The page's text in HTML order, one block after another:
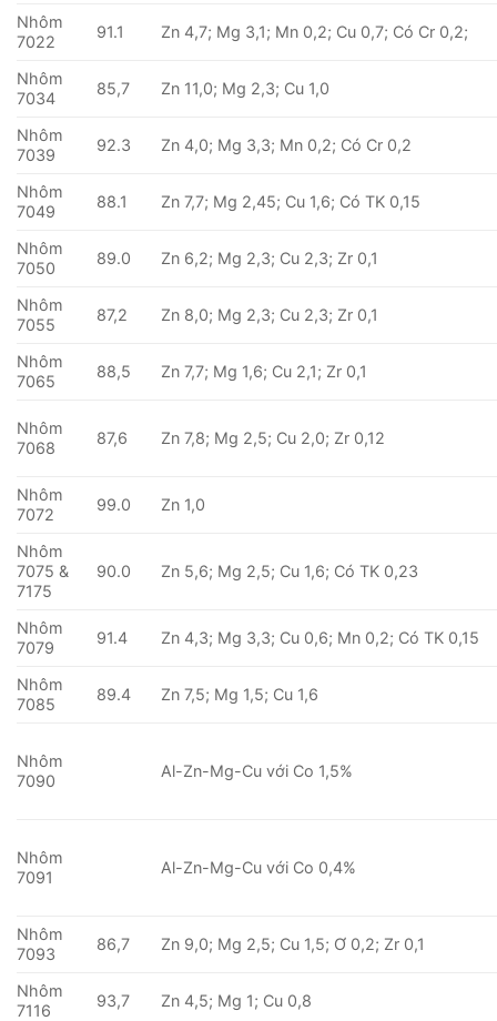
Nhôm
7022
91.1 Zn 4,7; Mg 3,1; Mn 0,2; Cu 0,7; Có Cr 0,2;
Nhôm
7034
85,7 Zn 11,0; Mg 2,3; Cu 1,0
Nhôm
7039
92.3 Zn 4,0; Mg 3,3; Mn 0,2; Có Cr 0,2
Nhôm
7049
88.1 Zn 7,7; Mg 2,45; Cu 1,6; Có TK 0,15
Nhôm
7050
89.0 Zn 6,2; Mg 2,3; Cu 2,3; Zr 0,1
Nhôm
7055
87,2 Zn 8,0; Mg 2,3; Cu 2,3; Zr 0,1
Nhôm
7065
88,5 Zn 7,7; Mg 1,6; Cu 2,1; Zr 0,1
Nhôm
7068
87,6 Zn 7,8; Mg 2,5; Cu 2,0; Zr 0,12
Nhôm
7072
99.0 Zn 1,0
Nhôm
7075 &
7175
90.0 Zn 5,6; Mg 2,5; Cu 1,6; Có TK 0,23
Nhôm
7079
91.4 Zn 4,3; Mg 3,3; Cu 0,6; Mn 0,2; Có TK 0,15
Nhôm
7085
89.4 Zn 7,5; Mg 1,5; Cu 1,6
Nhôm
7090
Al-Zn-Mg-Cu với Co 1,5%
Nhôm
7091
Al-Zn-Mg-Cu với Co 0,4%
Nhôm
7093
86,7 Zn 9,0; Mg 2,5; Cu 1,5; Ơ 0,2; Zr 0,1
Nhôm
7116
93,7 Zn 4,5; Mg 1; Cu 0,8